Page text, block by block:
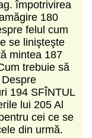
împotrivirea
180
felul cum
se linişteşte
mintea 187
trebuie să
194 SFÎNTUL
lui 205 Al
cei ce se
din urmă.